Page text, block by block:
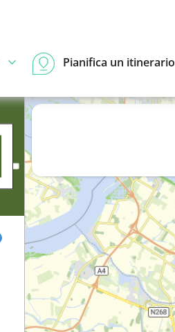
Pianifica un itinerario